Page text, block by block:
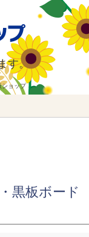
す。
ショップ
黒板ボード